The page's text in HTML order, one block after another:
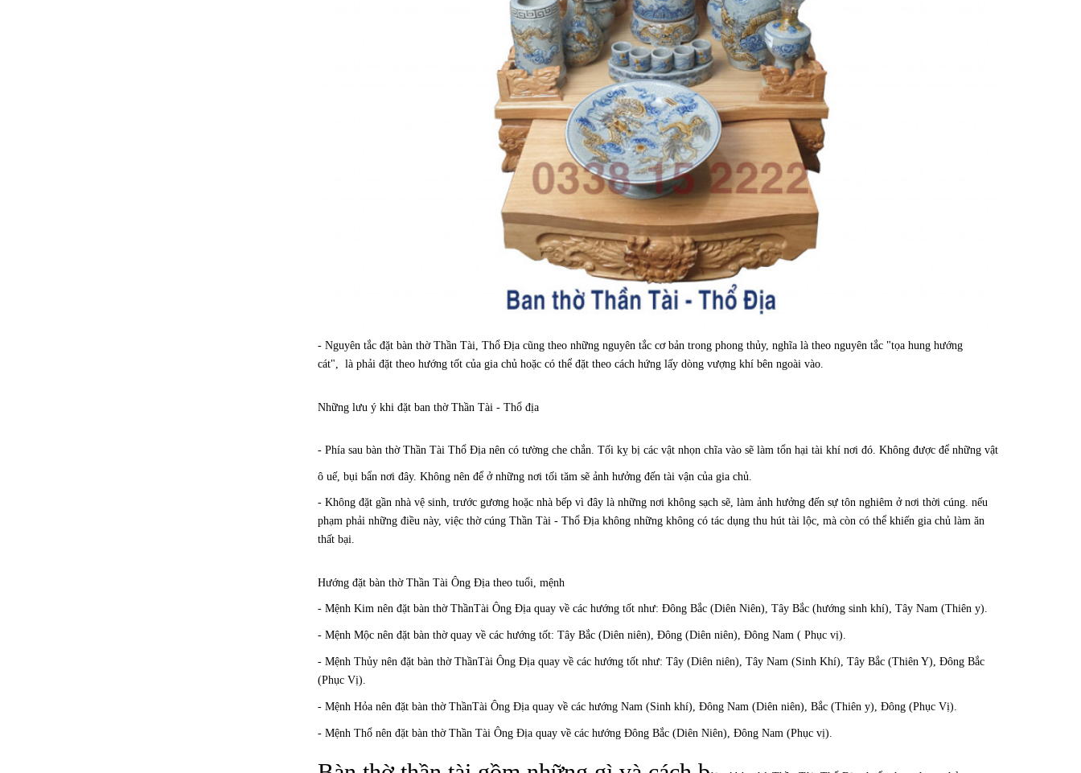
- Nguyên tắc đặt bàn thờ Thần Tài, Thổ Địa cũng theo những nguyên tắc cơ bản trong phong thủy, nghĩa là theo nguyên tắc "tọa hung hướng
cát", là phải đặt theo hướng tốt của gia chủ hoặc có thể đặt theo cách hứng lấy dòng vượng khí bên ngoài vào.
Những lưu ý khi đặt ban thờ Thần Tài - Thổ địa
- Phía sau bàn thờ Thần Tài Thổ Địa nên có tường che chắn. Tối kỵ bị các vật nhọn chĩa vào sẽ làm tổn hại tài khí nơi đó. Không được để những vật
ô uế, bụi bẩn nơi đây. Không nên để ở những nơi tối tăm sẽ ảnh hưởng đến tài vận của gia chủ.
- Không đặt gần nhà vệ sinh, trước gương hoặc nhà bếp vì đây là những nơi không sạch sẽ, làm ảnh hưởng đến sự tôn nghiêm ở nơi thời cúng. nếu
phạm phải những điều này, việc thờ cúng Thần Tài - Thổ Địa không những không có tác dụng thu hút tài lộc, mà còn có thể khiến gia chủ làm ăn
thất bại.
Hướng đặt bàn thờ Thần Tài Ông Địa theo tuổi, mệnh
- Mệnh Kim nên đặt bàn thờ ThầnTài Ông Địa quay về các hướng tốt như: Đông Bắc (Diên Niên), Tây Bắc (hướng sinh khí), Tây Nam (Thiên y).
- Mệnh Mộc nên đặt bàn thờ quay về các hướng tốt: Tây Bắc (Diên niên), Đông (Diên niên), Đông Nam ( Phục vị).
- Mệnh Thủy nên đặt bàn thờ ThầnTài Ông Địa quay về các hướng tốt như: Tây (Diên niên), Tây Nam (Sinh Khí), Tây Bắc (Thiên Y), Đông Bắc
(Phục Vị).
- Mệnh Hỏa nên đặt bàn thờ ThầnTài Ông Địa quay về các hướng Nam (Sinh khí), Đông Nam (Diên niên), Bắc (Thiên y), Đông (Phục Vị).
- Mệnh Thổ nên đặt bàn thờ Thần Tài Ông Địa quay về các hướng Đông Bắc (Diên Niên), Đông Nam (Phục vị).